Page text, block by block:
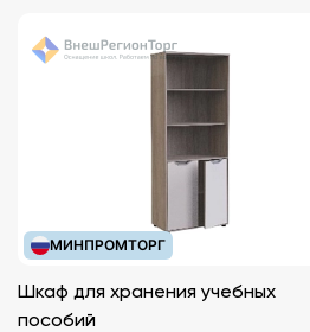
МИНПРОМТОРГ
Шкаф для хранения учебных
пособий